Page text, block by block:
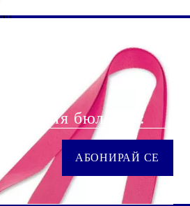
нашия бюлетин: